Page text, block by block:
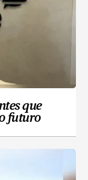
que
futuro